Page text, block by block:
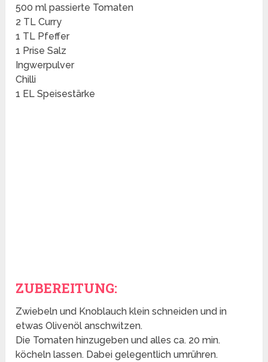
500 ml passierte Tomaten
2 TL Curry
1 TL Pfeffer
1 Prise Salz
Ingwerpulver
Chilli
1 EL Speisestärke
ZUBEREITUNG:
Zwiebeln und Knoblauch klein schneiden und in
etwas Olivenöl anschwitzen.
Die Tomaten hinzugeben und alles ca. 20 min.
köcheln lassen. Dabei gelegentlich umrühren.